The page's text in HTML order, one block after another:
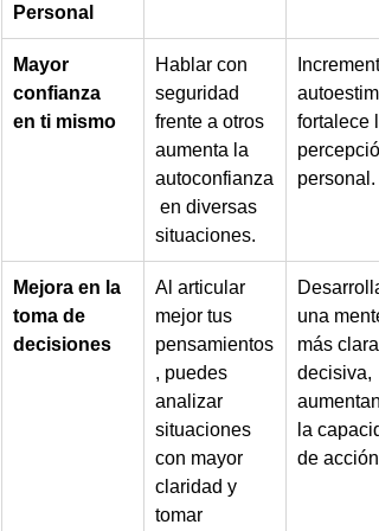
Personal
Mayor
confianza
en ti mismo
Hablar con
seguridad
frente a otros
aumenta la
autoconfianza
en diversas
situaciones.
fortalece
personal.
Mejora en la
toma de
decisiones
Al articular
mejor tus
pensamientos
, puedes
analizar
situaciones
con mayor
claridad y
tomar
Desarrolla
una
más clara
decisiva,
la
de acción.